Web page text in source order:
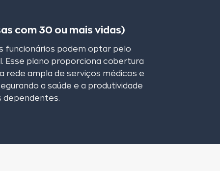
com 30 ou mais vidas)
funcionários podem optar pelo
Esse plano proporciona cobertura
rede ampla de serviços médicos e
a saúde e a produtividade
dependentes.